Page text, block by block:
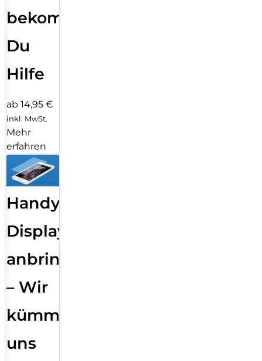
bekommst
Du
Hilfe
ab 14,95 €
inkl. MwSt.
Mehr
erfahren
Handy
Displayfolie
anbringen
– Wir
kümmern
uns